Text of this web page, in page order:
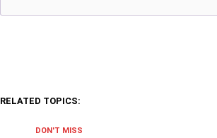
RELATED TOPICS:
DON'T MISS